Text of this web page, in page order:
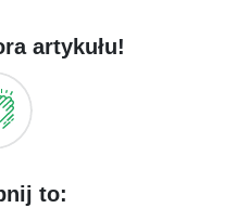
artykułu!
to: